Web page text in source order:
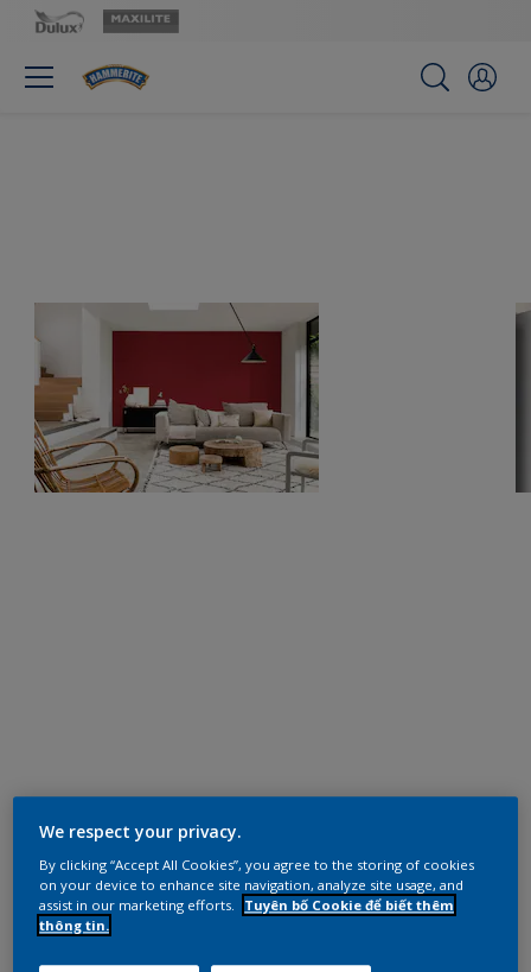
We respect your privacy.
By clicking “Accept All Cookies”, you agree to the storing of cookies
on your device to enhance site navigation, analyze site usage, and
assist in our marketing efforts.
Tuyên bố Cookie để biết thêm
thông tin.